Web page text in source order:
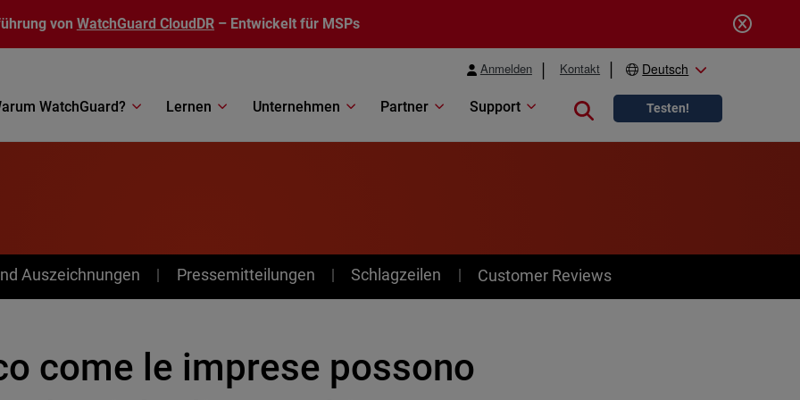
von WatchGuard CloudDR – Entwickelt für MSPs
Anmelden Kontakt Deutsch
WatchGuard? Lernen Unternehmen Partner Support Close search
Testen!
Auszeichnungen Pressemitteilungen Schlagzeilen Customer Reviews
come le imprese possono